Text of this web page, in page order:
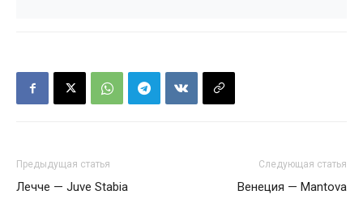
Предыдущая статья
Лечче — Juve Stabia
Следующая статья
Венеция — Mantova